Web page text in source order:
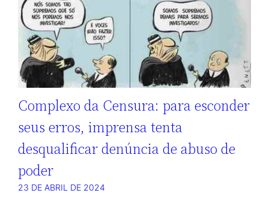
Complexo da Censura: para esconder
seus erros, imprensa tenta
desqualificar denúncia de abuso de
poder
23 DE ABRIL DE 2024